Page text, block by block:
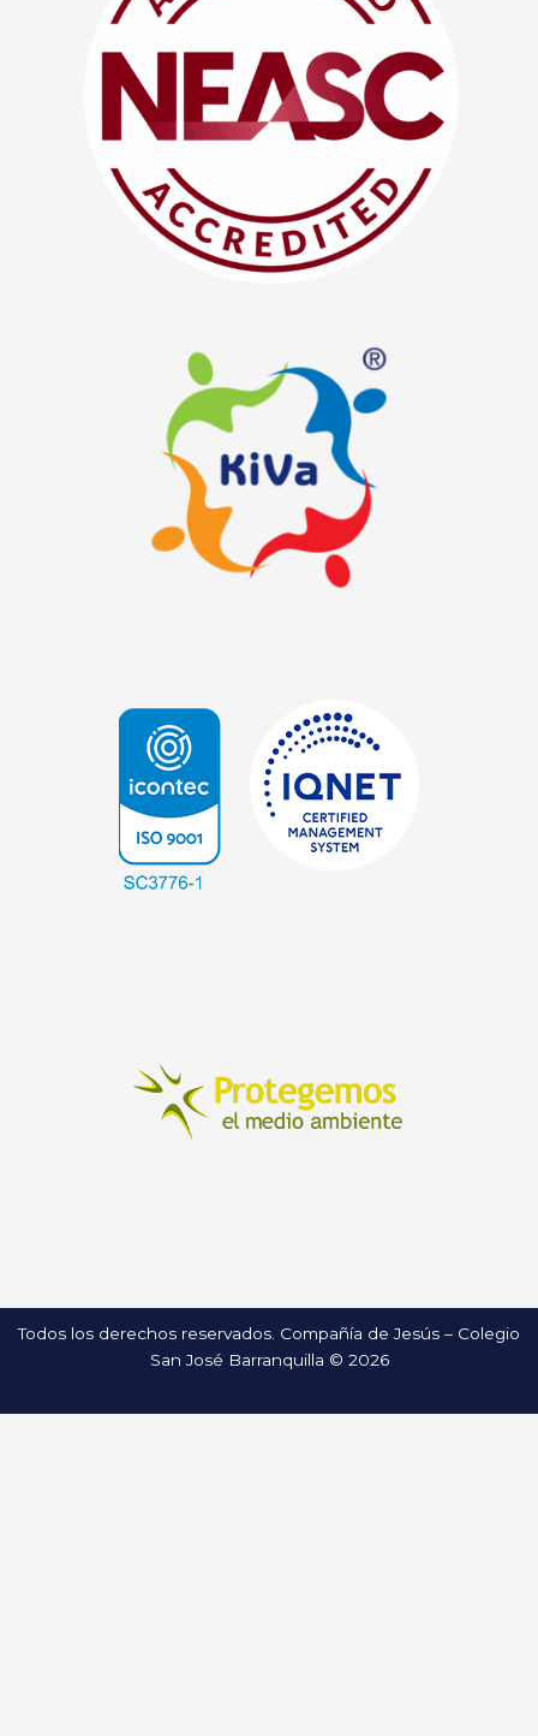
Todos los derechos reservados. Compañía de Jesús – Colegio
San José Barranquilla © 2026